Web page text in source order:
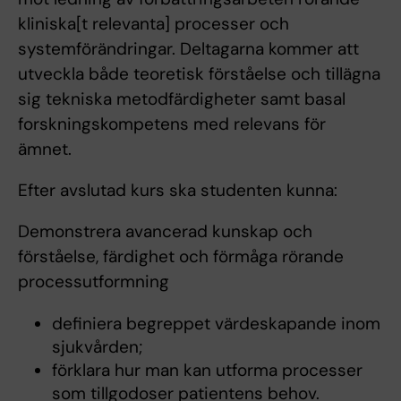
kliniska[t relevanta] processer och
systemförändringar. Deltagarna kommer att
utveckla både teoretisk förståelse och tillägna
sig tekniska metodfärdigheter samt basal
forskningskompetens med relevans för
ämnet.
Efter avslutad kurs ska studenten kunna:
Demonstrera avancerad kunskap och
förståelse, färdighet och förmåga rörande
processutformning
definiera begreppet värdeskapande inom
sjukvården;
förklara hur man kan utforma processer
som tillgodoser patientens behov.